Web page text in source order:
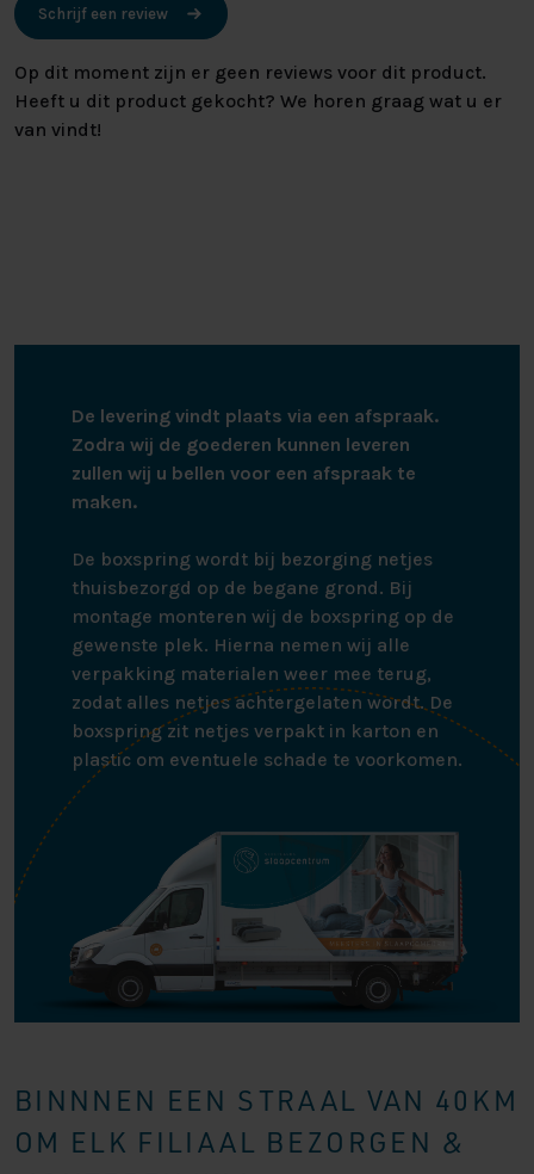
Schrijf een review
Op dit moment zijn er geen reviews voor dit product.
Heeft u dit product gekocht? We horen graag wat u er
van vindt!
De levering vindt plaats via een afspraak.
Zodra wij de goederen kunnen leveren
zullen wij u bellen voor een afspraak te
maken.
De boxspring wordt bij bezorging netjes
thuisbezorgd op de begane grond. Bij
montage monteren wij de boxspring op de
gewenste plek. Hierna nemen wij alle
verpakking materialen weer mee terug,
zodat alles netjes achtergelaten wordt. De
boxspring zit netjes verpakt in karton en
plastic om eventuele schade te voorkomen.
BINNNEN EEN STRAAL VAN 40KM
OM ELK FILIAAL BEZORGEN &